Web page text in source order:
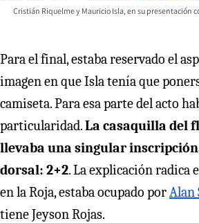
Cristián Riquelme y Mauricio Isla, en su presentación
Para el final, estaba reservado el
imagen en que Isla tenía que
camiseta. Para esa parte del acto
particularidad.La casaquilla del
llevaba una singular
dorsal: 2+2. La explicación radica
en la Roja, estaba ocupado por Alan
tiene Jeyson Rojas.